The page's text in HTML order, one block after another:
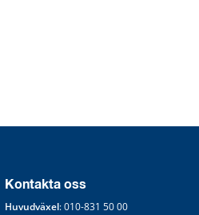
Kontakta oss
Huvudväxel: 010-831 50 00